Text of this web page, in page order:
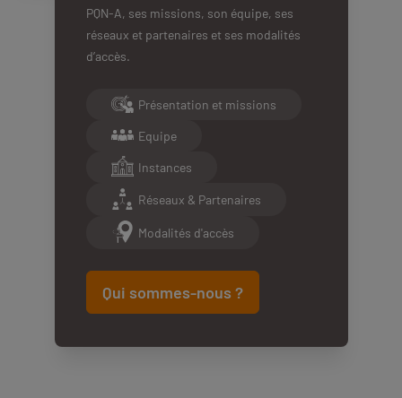
PQN-A, ses missions, son équipe, ses
réseaux et partenaires et ses modalités
d’accès.
Présentation et missions
Equipe
Instances
Réseaux & Partenaires
Modalités d'accès
Qui sommes-nous ?